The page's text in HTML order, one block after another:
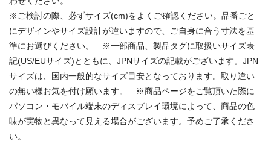
※ご検討の際、必ずサイズ(cm)をよくご確認ください。品番ごと
にデザインやサイズ設計が違いますので、ご自身に合う寸法を基
準にお選びください。 ※一部商品、製品タグに取扱いサイズ表
記(US/EUサイズ)とともに、JPNサイズの記載がございます。JPN
サイズは、国内一般的なサイズ目安となっております。取り違い
の無い様お気を付け願います。 ※商品ページをご覧頂いた際に
パソコン・モバイル端末のディスプレイ環境によって、商品の色
味が実物と異なって見える場合がございます。予めご了承くださ
い。